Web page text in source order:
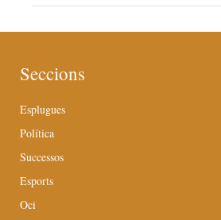
Seccions
Esplugues
Política
Successos
Esports
Oci